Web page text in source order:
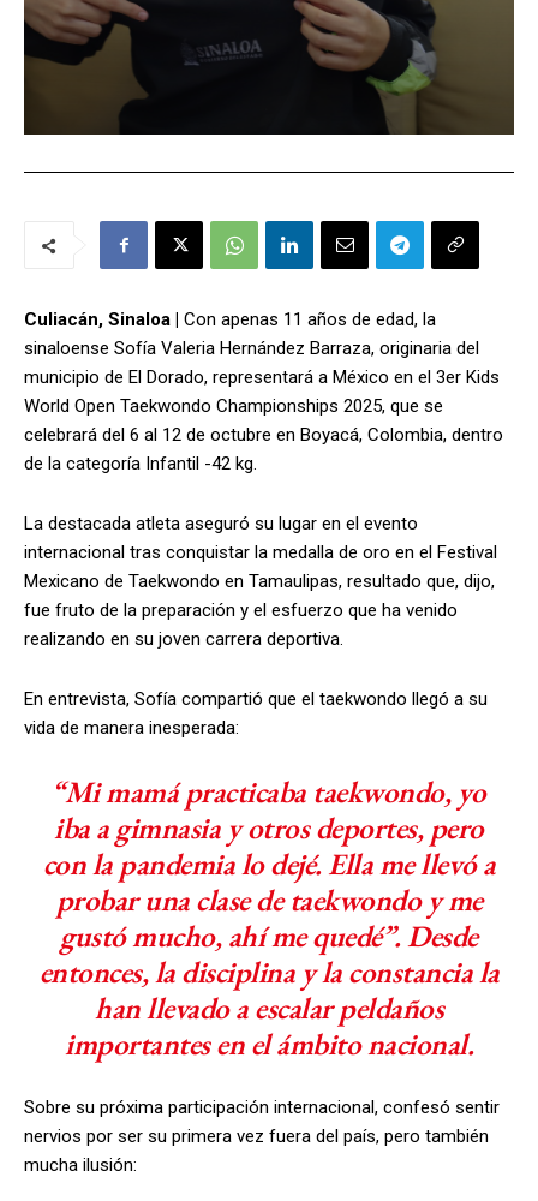
Culiacán, Sinaloa | Con apenas 11 años de edad, la
sinaloense Sofía Valeria Hernández Barraza, originaria del
municipio de El Dorado, representará a México en el 3er Kids
World Open Taekwondo Championships 2025, que se
celebrará del 6 al 12 de octubre en Boyacá, Colombia, dentro
de la categoría Infantil -42 kg.
La destacada atleta aseguró su lugar en el evento
internacional tras conquistar la medalla de oro en el Festival
Mexicano de Taekwondo en Tamaulipas, resultado que, dijo,
fue fruto de la preparación y el esfuerzo que ha venido
realizando en su joven carrera deportiva.
En entrevista, Sofía compartió que el taekwondo llegó a su
vida de manera inesperada:
“Mi mamá practicaba taekwondo, yo
iba a gimnasia y otros deportes, pero
con la pandemia lo dejé. Ella me llevó a
probar una clase de taekwondo y me
gustó mucho, ahí me quedé”. Desde
entonces, la disciplina y la constancia la
han llevado a escalar peldaños
importantes en el ámbito nacional.
Sobre su próxima participación internacional, confesó sentir
nervios por ser su primera vez fuera del país, pero también
mucha ilusión: